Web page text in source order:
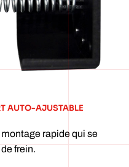
AUTO-AJUSTABLE
rapide qui se
frein.